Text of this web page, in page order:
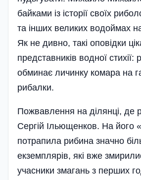
байками із історії своїх
та інших великих водоймах
Як не дивно, такі оповідки
представників водної стихії:
обминає личинку комара на
рибалки.
Пожвавлення на ділянці, де
Сергій Ільющенков. На його
потрапила рибина значно
екземплярів, які вже
учасники змагань з перших